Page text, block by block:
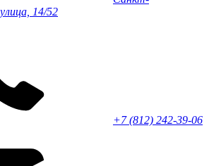
14/52
+7 (812) 242-39-06